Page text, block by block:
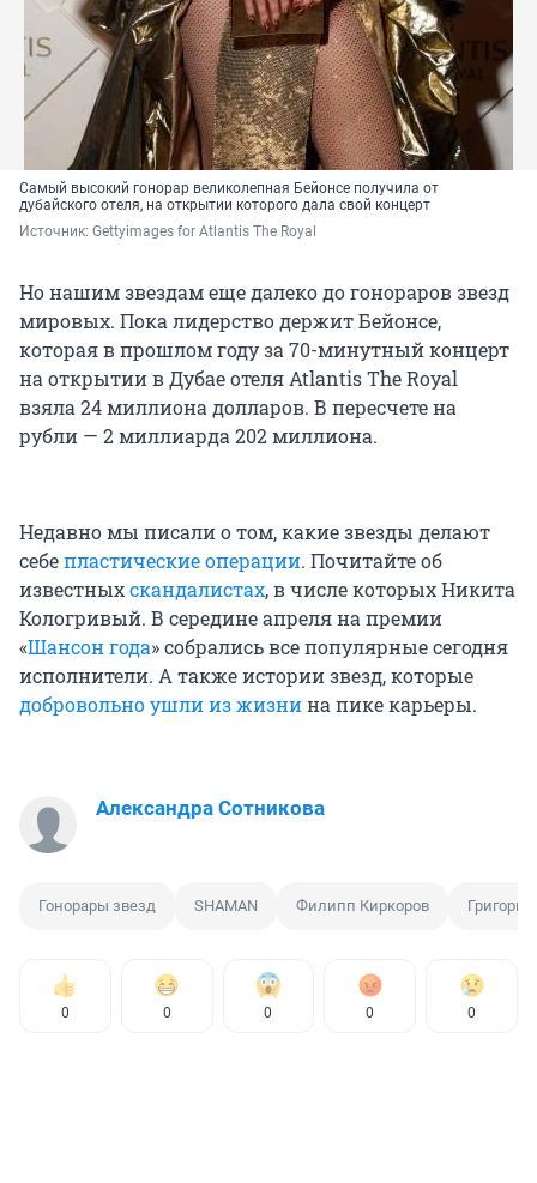
Самый высокий гонорар великолепная Бейонсе получила от
дубайского отеля, на открытии которого дала свой концерт
Источник: Gettyimages for Atlantis The Royal
Но нашим звездам еще далеко до гонораров звезд
мировых. Пока лидерство держит Бейонсе,
которая в прошлом году за 70-минутный концерт
на открытии в Дубае отеля Atlantis The Royal
взяла 24 миллиона долларов. В пересчете на
рубли — 2 миллиарда 202 миллиона.
Недавно мы писали о том, какие звезды делают
себепластические операции. Почитайте об
известныхскандалистах, в числе которых Никита
Кологривый. В середине апреля на премии
«Шансон года» собрались все популярные сегодня
исполнители. А также истории звезд, которые
добровольно ушли из жизнина пике карьеры.
Александра Сотникова
Гонорары звезд SHAMAN Филипп Киркоров
0 0 0 0 0